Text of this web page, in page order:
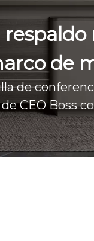
de
de
CEO Boss